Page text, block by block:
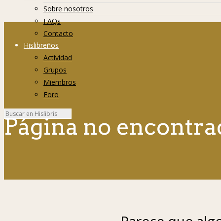
Sobre nosotros
FAQs
Contacto
Hislibreños
Actividad
Grupos
Miembros
Foro
Página no